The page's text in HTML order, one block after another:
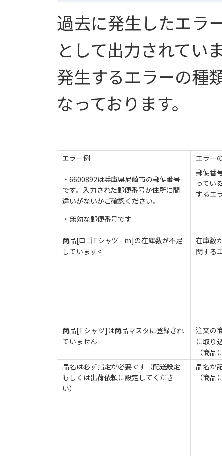
過去に発生したエラ
として出力されてい
発生するエラーの種
なっております。
エラー例 エラー
・6600892は兵庫県尼崎市の郵便番号
です。入力された郵便番号か住所に間
違いがないかご確認ください。
・無効な郵便番号です
郵便番
ってい
するエ
商品[ロゴTシャツ - m]の在庫数が不足
しています<
在庫数
関する
商品[Tシャツ]は商品マスタに登録され
ていません
注文の
に取り
（商
品名は必ず指定が必要です（配送設定
もしくは出荷依頼に設定してくださ
い）
品名が
（商